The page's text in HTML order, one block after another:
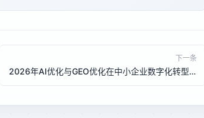
下一条
2026年AI优化与GEO优化在中小企业数字化转型中的最佳实践：承恒科技一站式方案